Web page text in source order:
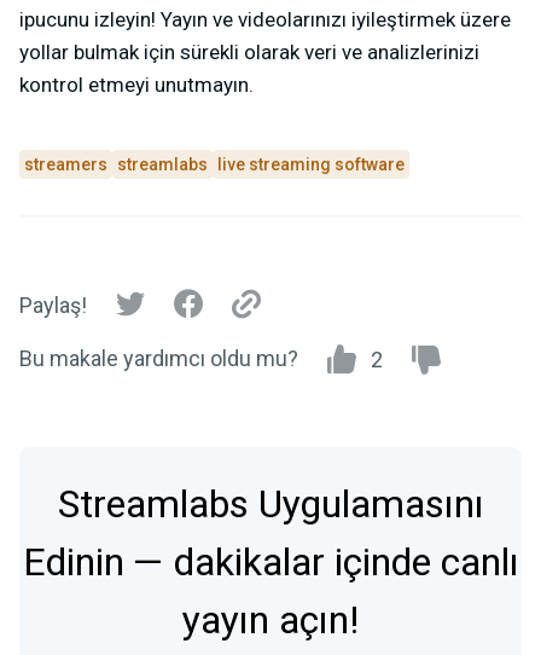
ipucunu izleyin! Yayın ve videolarınızı iyileştirmek üzere
yollar bulmak için sürekli olarak veri ve analizlerinizi
kontrol etmeyi unutmayın.
streamers streamlabs live streaming software
Paylaş!
Bu makale yardımcı oldu mu? 2
Streamlabs Uygulamasını
Edinin — dakikalar içinde canlı
yayın açın!